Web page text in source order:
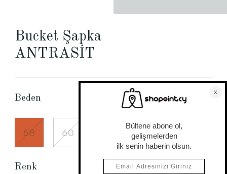
Bucket Şapka
ANTRASİT
Beden Beden Tablosu
58 60
Renk